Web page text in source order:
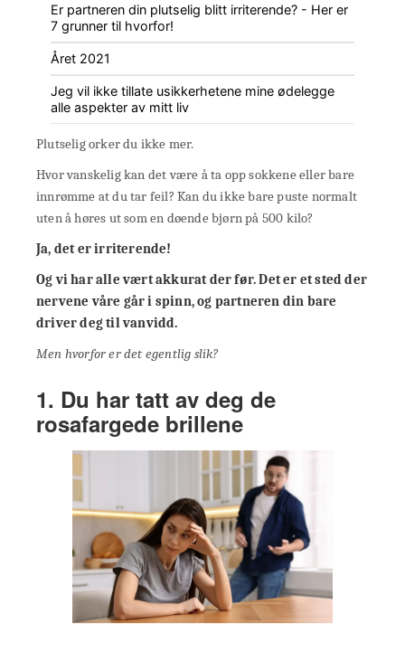
Er partneren din plutselig blitt irriterende? - Her er
7 grunner til hvorfor!
Året 2021
Jeg vil ikke tillate usikkerhetene mine ødelegge
alle aspekter av mitt liv
Plutselig orker du ikke mer.
Hvor vanskelig kan det være å ta opp sokkene eller bare
innrømme at du tar feil? Kan du ikke bare puste normalt
uten å høres ut som en døende bjørn på 500 kilo?
Ja, det er irriterende!
Og vi har alle vært akkurat der før. Det er et sted der
nervene våre går i spinn, og partneren din bare
driver deg til vanvidd.
Men hvorfor er det egentlig slik?
1. Du har tatt av deg de
rosafargede brillene